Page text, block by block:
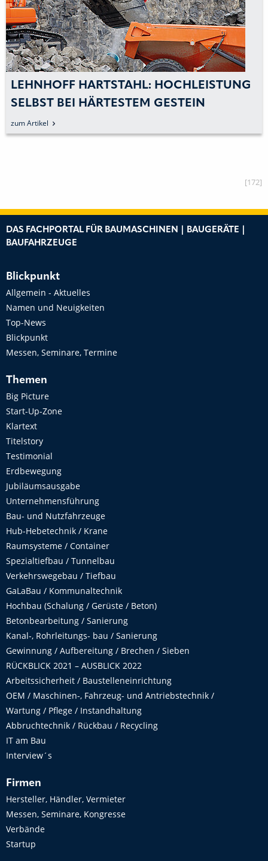
LEHNHOFF HARTSTAHL: HOCHLEISTUNG
SELBST BEI HÄRTESTEM GESTEIN
zum Artikel
[172]
DAS FACHPORTAL FÜR BAUMASCHINEN | BAUGERÄTE |
BAUFAHRZEUGE
Blickpunkt
Allgemein - Aktuelles
Namen und Neuigkeiten
Top-News
Blickpunkt
Messen, Seminare, Termine
Themen
Big Picture
Start-Up-Zone
Klartext
Titelstory
Testimonial
Erdbewegung
Jubiläumsausgabe
Unternehmensführung
Bau- und Nutzfahrzeuge
Hub-Hebetechnik / Krane
Raumsysteme / Container
Spezialtiefbau / Tunnelbau
Verkehrswegebau / Tiefbau
GaLaBau / Kommunaltechnik
Hochbau (Schalung / Gerüste / Beton)
Betonbearbeitung / Sanierung
Kanal-, Rohrleitungs- bau / Sanierung
Gewinnung / Aufbereitung / Brechen / Sieben
RÜCKBLICK 2021 – AUSBLICK 2022
Arbeitssicherheit / Baustelleneinrichtung
OEM / Maschinen-, Fahrzeug- und Antriebstechnik /
Wartung / Pflege / Instandhaltung
Abbruchtechnik / Rückbau / Recycling
IT am Bau
Interview´s
Firmen
Hersteller, Händler, Vermieter
Messen, Seminare, Kongresse
Verbände
Startup